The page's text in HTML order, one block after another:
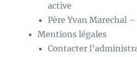
active
Père Yvan Marechal –
Mentions légales
Contacter